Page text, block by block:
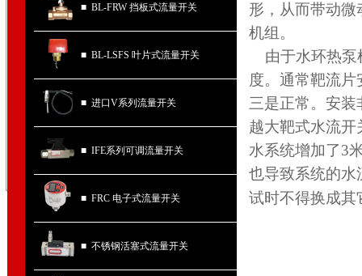
■ BL-FRW 挡板式流量开关
■ BL-LSFS 叶片式流量开关
■ 进口V系列流量开关
■ IFE系列可调流量开关
■ FRC 电子式流量开关
■ 不锈钢活塞式流量开关
形，从而带动
机组。
由于水环热泵
度。通常靶流
三是正常。安
越大靶式水流
水系统增加了3
也导致系统的水
试时不得换成其